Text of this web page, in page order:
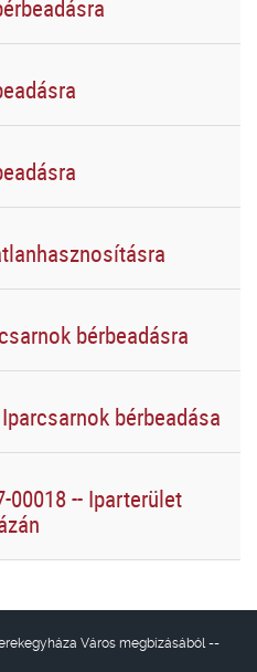
bérbeadásra
bérbeadása
00018 -- Iparterület
Város megbízásából --